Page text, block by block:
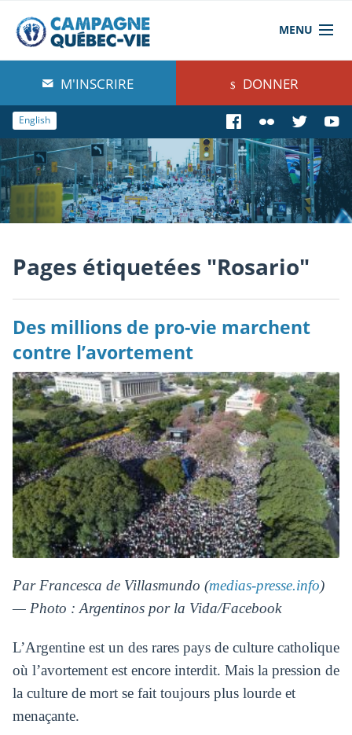
MENU
À propos de nous
Blog
Comprendre
Agir
Boutique
M'INSCRIRE DONNER
English
Pages étiquetées "Rosario"
Des millions de pro-vie marchent
contre l’avortement
Par Francesca de Villasmundo (medias-presse.info)
— Photo : Argentinos por la Vida/Facebook
L’Argentine est un des rares pays de culture catholique
où l’avortement est encore interdit. Mais la pression de
la culture de mort se fait toujours plus lourde et
menaçante.